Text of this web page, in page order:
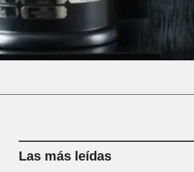
Las más leídas